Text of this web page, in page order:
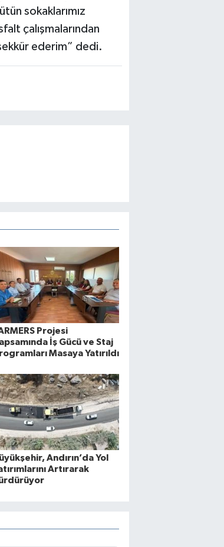
sokaklarımız
çalışmalarından
ederim” dedi.
Projesi
İş Gücü ve Staj
Masaya Yatırıldı
Andırın’da Yol
Artırarak